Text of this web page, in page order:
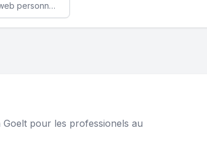
Améliorez l'efficacité de votre société avec une application web personnalisée accessible partout et tout le temps.
pour les professionels au